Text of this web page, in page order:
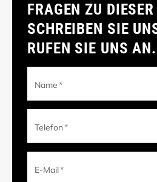
FRAGEN ZU
SCHREIBEN SIE
RUFEN SIE UNS AN.
Name*
Telefon*
E-Mail*